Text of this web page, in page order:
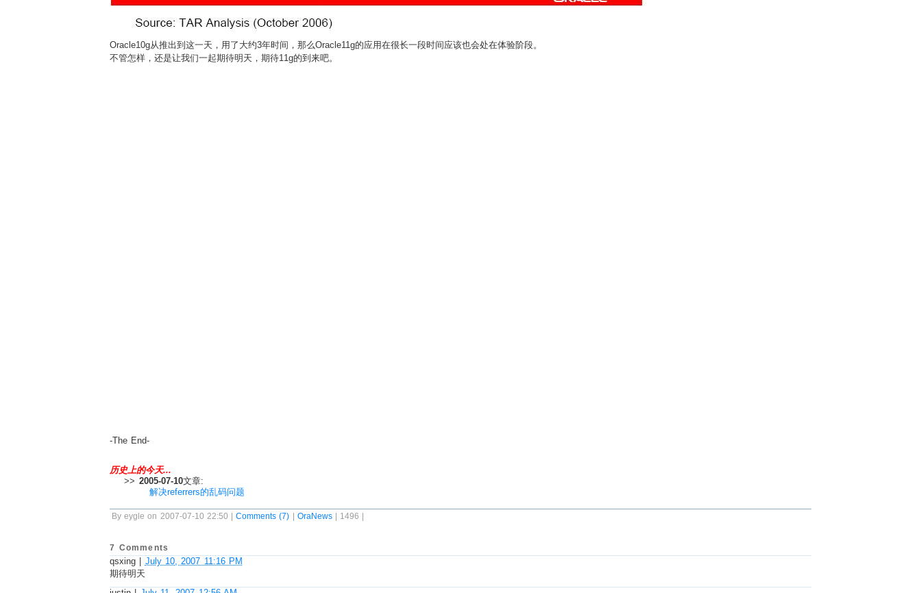
Oracle10g从推出到这一天，用了大约3年时间，那么Oracle11g的应用在很长一段时间应该也会处在体验阶段。
不管怎样，还是让我们一起期待明天，期待11g的到来吧。
-The End-
历史上的今天...
>> 2005-07-10文章:
解决referrers的乱码问题
By eygle on 2007-07-10 22:50 |Comments (7) | OraNews| 1496 |
7 Comments
qsxing | July 10, 2007 11:16 PM
期待明天